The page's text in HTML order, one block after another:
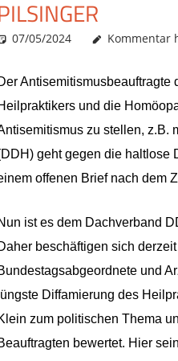
07/05/2024 Christian J.
Kommentar
und die
zu stellen, z.B.
geht gegen die haltlose
offenen Brief nach dem
ist es dem Dachverband
beschäftigen sich
und
Diffamierung des
zum politischen Thema
bewertet. Hier